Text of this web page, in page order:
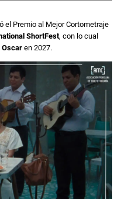
el Premio al Mejor Cortometraje
ShortFest, con lo cual
Oscar en 2027.